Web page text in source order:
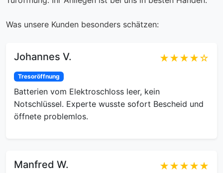
Was unsere Kunden besonders schätzen:
Johannes V. ★★★★☆
Tresoröffnung
Batterien vom Elektroschloss leer, kein
Notschlüssel. Experte wusste sofort Bescheid und
öffnete problemlos.
Manfred W. ★★★★★